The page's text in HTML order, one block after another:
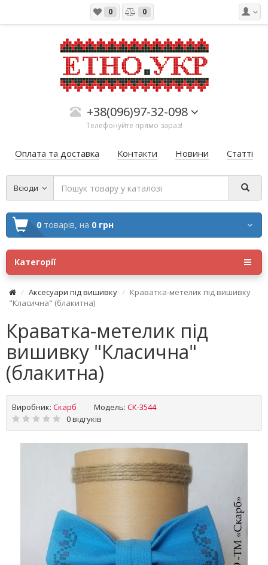
0 0
+38(096)97-32-098
Телефонуйте прямо зараз!
Оплата та доставка Контакти Новини Статті
Всюди
0 товарів, на 0 грн
Категорії
Аксесуари під вишивку
Краватка-метелик під вишивку
"Класична" (блакитна)
Краватка-метелик під
вишивку "Класична"
(блакитна)
Виробник: Скарб Модель: СК-3544
0 відгуків